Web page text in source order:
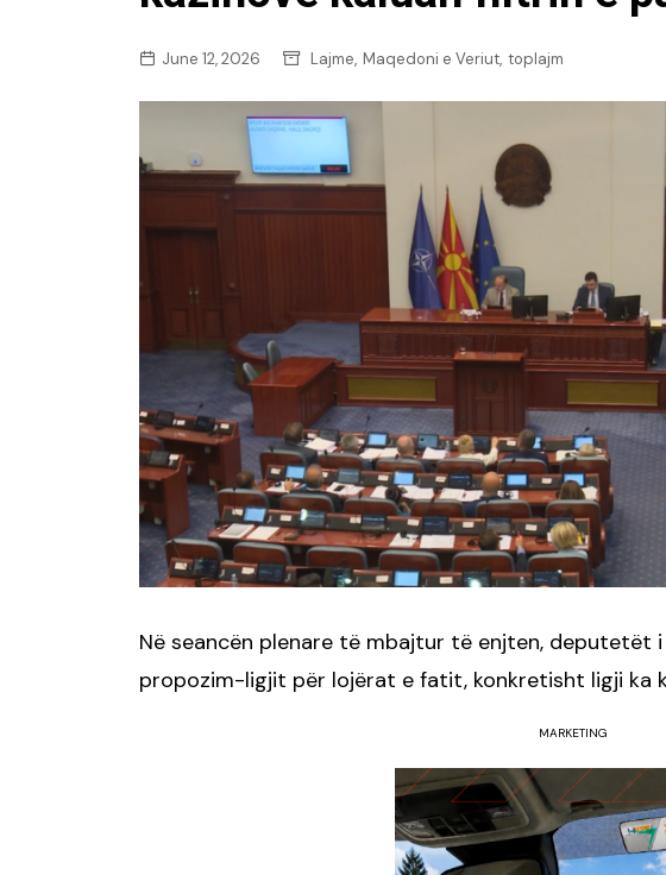
BOTË
June 12, 2026 Lajme, Maqedoni e Veriut, toplajm
Në seancën plenare të mbajtur të enjten, deputetët
propozim-ligjit për lojërat e fatit, konkretisht ligji ka
MARKETING